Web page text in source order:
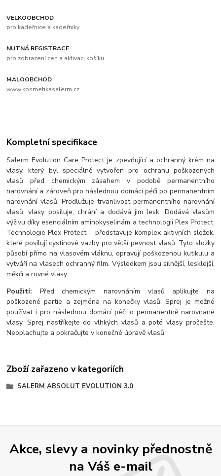
VELKOOBCHOD
pro kadeřnice a kadeřníky
NUTNÁ REGISTRACE
pro zobrazení cen a aktivaci košíku
MALOOBCHOD
www.kosmetikasalerm.cz
Kompletní specifikace
Salerm Evolution Care Protect je zpevňující a ochranný krém na
vlasy, který byl speciálně vytvořen pro ochranu poškozených
vlasů před chemickým zásahem v podobě permanentního
narovnání a zároveň pro následnou domácí péči po permanentním
narovnání vlasů. Prodlužuje trvanlivost permanentního narovnání
vlasů, vlasy posiluje, chrání a dodává jim lesk. Dodává vlasům
výživu díky esenciálním aminokyselinám a technologii Plex Protect.
Technologie Plex Protect – představuje komplex aktivních složek,
které posilují cystinové vazby pro větší pevnost vlasů. Tyto složky
působí přímo na vlasovém vláknu, opravují poškozenou kutikulu a
vytváří na vlasech ochranný film. Výsledkem jsou silnější, lesklejší,
měkčí a rovné vlasy.
Použití: Před chemickým narovnáním vlasů aplikujte na
poškozené partie a zejména na konečky vlasů. Sprej je možné
používat i pro následnou domácí péči o permanentně narovnané
vlasy. Sprej nastříkejte do vlhkých vlasů a poté vlasy pročešte.
Neoplachujte a pokračujte v konečné úpravě vlasů.
Zboží zařazeno v kategoriích
SALERM ABSOLUT EVOLUTION 3.0
Akce, slevy a novinky přednostně
na Váš e-mail